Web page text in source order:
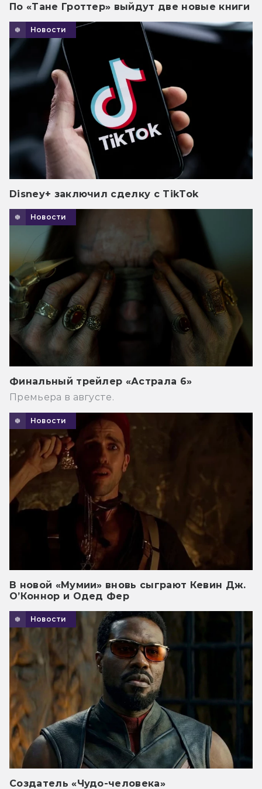
По «Тане Гроттер» выйдут две новые книги
Новости
Disney+ заключил сделку с TikTok
Новости
Финальный трейлер «Астрала 6»
Премьера в августе.
Новости
В новой «Мумии» вновь сыграют Кевин Дж.
О’Коннор и Одед Фер
Новости
Создатель «Чудо-человека»